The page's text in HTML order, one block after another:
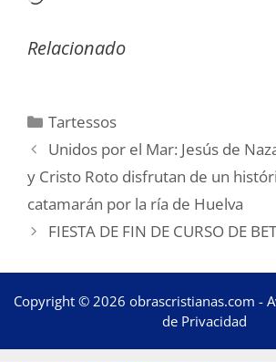
Relacionado
Categorías
Tartessos
Unidos por el Mar: Jesús de
y Cristo Roto disfrutan de un
catamarán por la ría de Huelva
FIESTA DE FIN DE CURSO DE
Copyright © 2026 obrascristianas.com -
de Privacidad